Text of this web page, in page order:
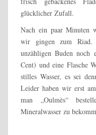
glücklicher Zufall.
Nach ein paar Minuten
wir gingen zum
unzähligen Buden
Cent) und eine Flasche
stilles Wasser, es sei
Leider haben wir erst
man „Oulmès“
Mineralwasser zu